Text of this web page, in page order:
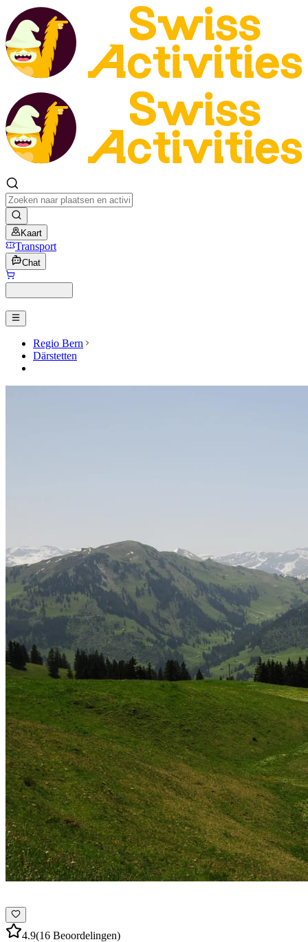
Kaart
Transport
Chat
Regio Bern
Därstetten
4.9(16 Beoordelingen)